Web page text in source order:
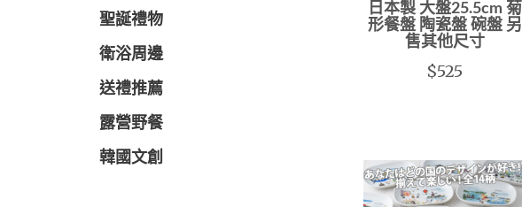
聖誕禮物
衛浴周邊
送禮推薦
露營野餐
韓國文創
日本製 大盤25.5cm 菊
形餐盤 陶瓷盤 碗盤 另
售其他尺寸
$525